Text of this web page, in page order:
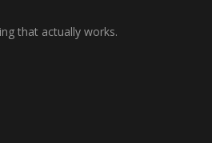
that actually works.